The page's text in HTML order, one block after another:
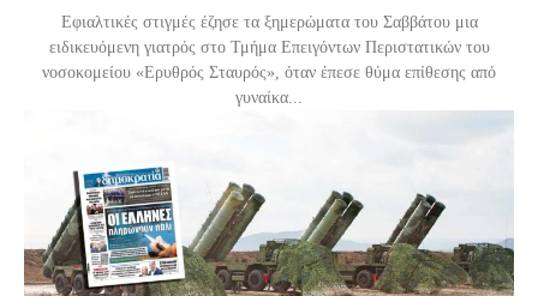
Εφιαλτικές στιγμές έζησε τα ξημερώματα του Σαββάτου μια
ειδικευόμενη γιατρός στο Τμήμα Επειγόντων Περιστατικών του
νοσοκομείου «Ερυθρός Σταυρός», όταν έπεσε θύμα επίθεσης από
γυναίκα...